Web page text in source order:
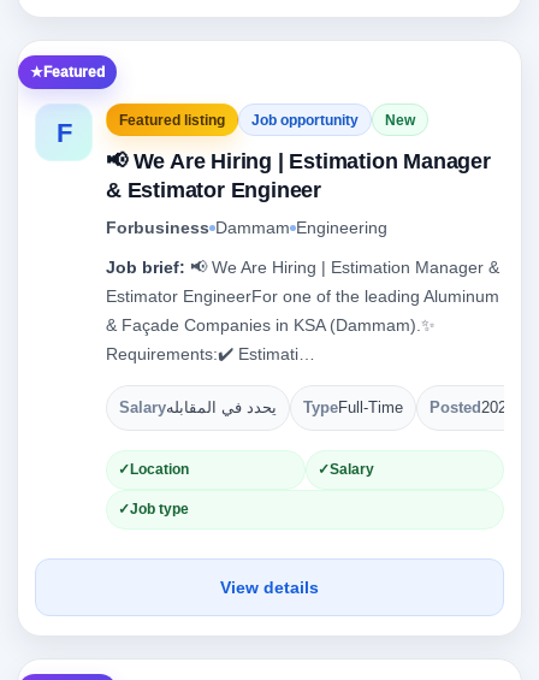
Featured
F Featured listing Job opportunity New
📢 We Are Hiring | Estimation Manager
& Estimator Engineer
Forbusiness Dammam Engineering
Job brief: 📢 We Are Hiring | Estimation Manager &
Estimator EngineerFor one of the leading Aluminum
& Façade Companies in KSA (Dammam).✨
Requirements:✔️ Estimati…
Salaryيحدد في المقابله TypeFull-Time Posted2026-
Location Salary
Job type
View details